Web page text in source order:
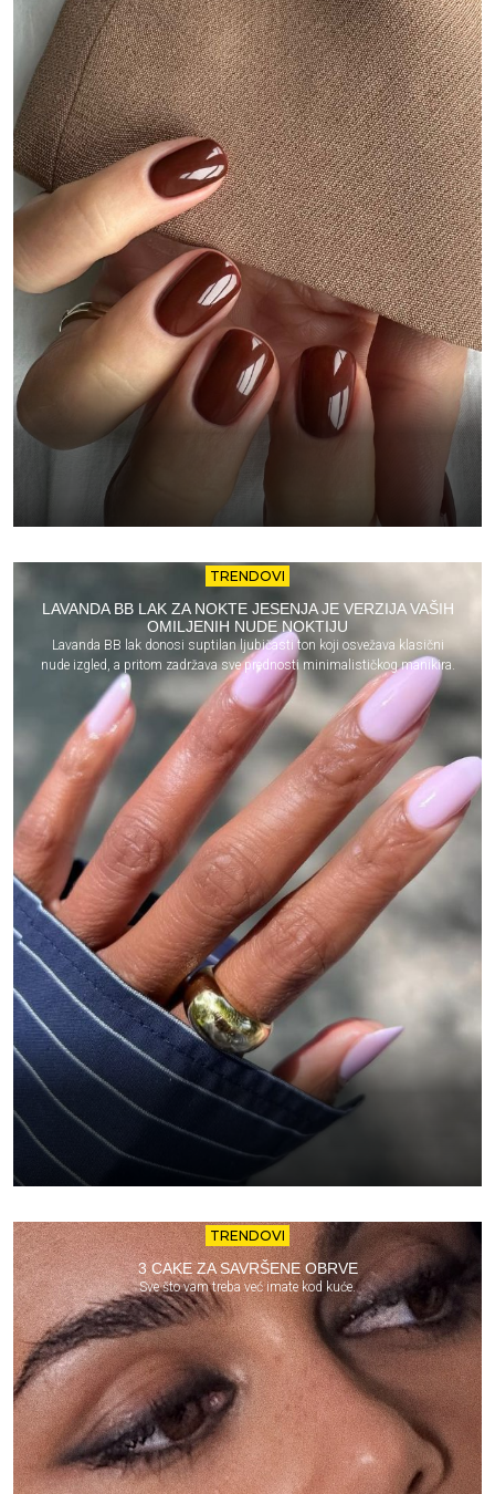
TRENDOVI
LAVANDA BB LAK ZA NOKTE JESENJA JE VERZIJA VAŠIH
OMILJENIH NUDE NOKTIJU
Lavanda BB lak donosi suptilan ljubičasti ton koji osvežava klasični
nude izgled, a pritom zadržava sve prednosti minimalističkog manikira.
TRENDOVI
3 CAKE ZA SAVRŠENE OBRVE
Sve što vam treba već imate kod kuće.